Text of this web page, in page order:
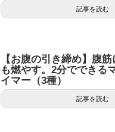
記事を読む
【お腹の引き締め】腹
も燃やす。2分でできる
イマー（3種）
記事を読む